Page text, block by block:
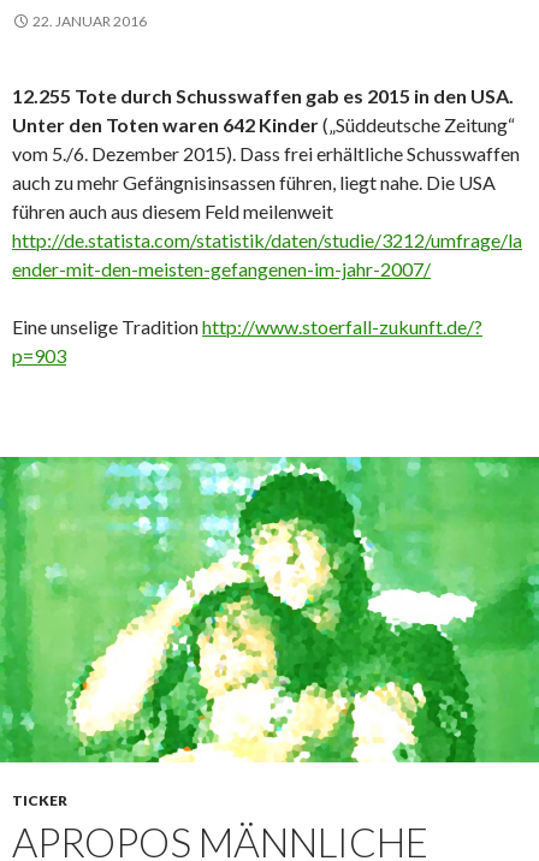
22. JANUAR 2016
12.255 Tote durch Schusswaffen gab es 2015 in den USA.
Unter den Toten waren 642 Kinder(„Süddeutsche Zeitung“
vom 5./6. Dezember 2015). Dass frei erhältliche Schusswaffen
auch zu mehr Gefängnisinsassen führen, liegt nahe. Die USA
führen auch aus diesem Feld meilenweit
http://de.statista.com/statistik/daten/studie/3212/umfrage/la
ender-mit-den-meisten-gefangenen-im-jahr-2007/
Eine unselige Traditionhttp://www.stoerfall-zukunft.de/?
p=903
TICKER
APROPOS MÄNNLICHE